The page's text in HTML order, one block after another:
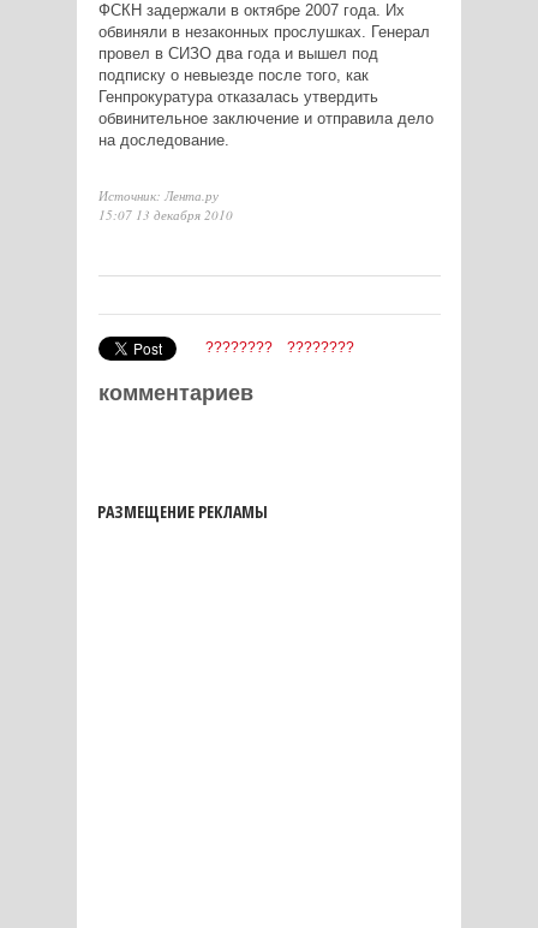
ФСКН задержали в октябре 2007 года. Их
обвиняли в незаконных прослушках. Генерал
провел в СИЗО два года и вышел под
подписку о невыезде после того, как
Генпрокуратура отказалась утвердить
обвинительное заключение и отправила дело
на доследование.
Источник: Лента.ру
15:07 13 декабря 2010
???????? ????????
комментариев
РАЗМЕЩЕНИЕ РЕКЛАМЫ